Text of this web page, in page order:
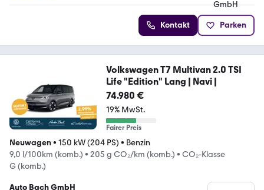
Kontakt Parken
Volkswagen T7 Multivan 2.0 TSI
Life "Edition" Lang | Navi |
74.980 €
19% MwSt.
Fairer Preis
Neuwagen• 150 kW (204 PS) • Benzin
9,0 l/100km (komb.) • 205 g CO₂/km (komb.) • CO₂-Klasse
G (komb.)
Auto Bach GmbH